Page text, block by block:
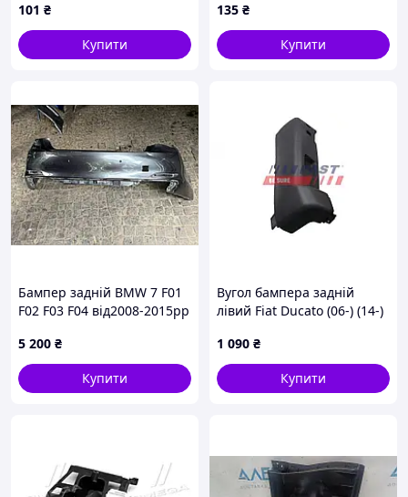
(88071439702) DPA
101 ₴
Купити
135 ₴
Купити
Бампер задній BMW 7 F01
F02 F03 F04 від2008-2015рр
незначна притертість
зліва ( на фото)
5 200 ₴
Купити
Вугол бампера задній
лівий Fiat Ducato (06-) (14-)
1 090 ₴
Купити